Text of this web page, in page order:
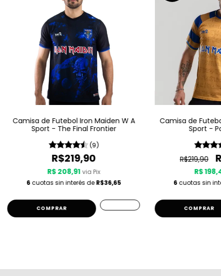
Camisa de Futebol Iron Maiden W A
Sport - The Final Frontier
(9)
R$219,90
R$ 208,91 via Pix
6 cuotas sin interés deR$36,65
COMPRAR
Camisa de
Sport -
R$219,90
R$
6 cuotas sin
COMPRAR